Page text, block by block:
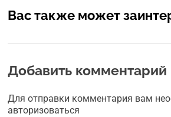
Вас также может
Добавить комментарий
Для отправки комментария вам
авторизоваться